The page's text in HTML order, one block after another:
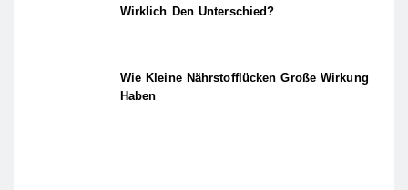
Wirklich Den Unterschied?
Wie Kleine Nährstofflücken Große Wirkung
Haben